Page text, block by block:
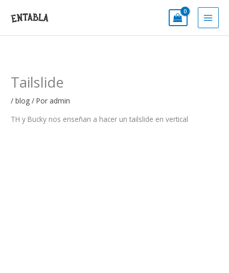
Tailslide
/blog / Por admin
TH y Bucky nos enseñan a hacer un tailslide en vertical